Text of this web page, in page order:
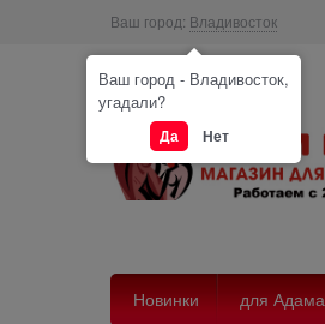
Ваш город: Владивосток
Новинки для Адама
Ваш город - Владивосток,
угадали?
Да Нет